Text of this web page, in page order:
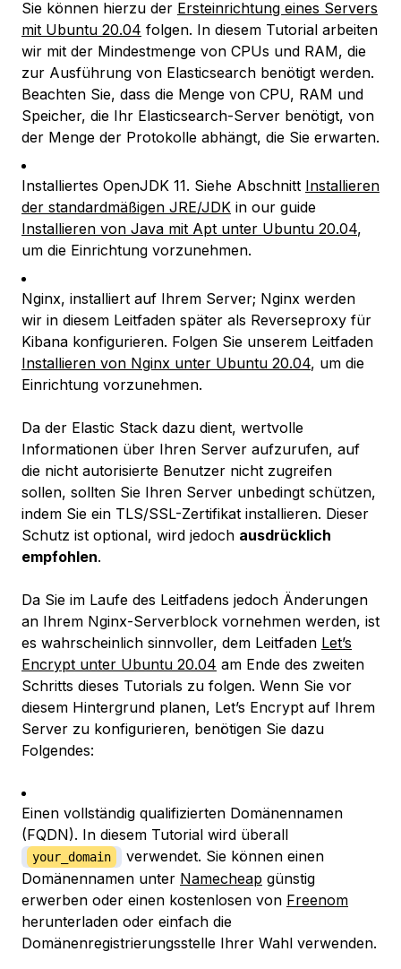
Sie können hierzu der Ersteinrichtung eines Servers
mit Ubuntu 20.04 folgen. In diesem Tutorial arbeiten
wir mit der Mindestmenge von CPUs und RAM, die
zur Ausführung von Elasticsearch benötigt werden.
Beachten Sie, dass die Menge von CPU, RAM und
Speicher, die Ihr Elasticsearch-Server benötigt, von
der Menge der Protokolle abhängt, die Sie erwarten.
Installiertes OpenJDK 11. Siehe Abschnitt Installieren
der standardmäßigen JRE/JDK in our guide
Installieren von Java mit Apt unter Ubuntu 20.04,
um die Einrichtung vorzunehmen.
Nginx, installiert auf Ihrem Server; Nginx werden
wir in diesem Leitfaden später als Reverseproxy für
Kibana konfigurieren. Folgen Sie unserem Leitfaden
Installieren von Nginx unter Ubuntu 20.04, um die
Einrichtung vorzunehmen.
Da der Elastic Stack dazu dient, wertvolle
Informationen über Ihren Server aufzurufen, auf
die nicht autorisierte Benutzer nicht zugreifen
sollen, sollten Sie Ihren Server unbedingt schützen,
indem Sie ein TLS/SSL-Zertifikat installieren. Dieser
Schutz ist optional, wird jedoch ausdrücklich
empfohlen.
Da Sie im Laufe des Leitfadens jedoch Änderungen
an Ihrem Nginx-Serverblock vornehmen werden, ist
es wahrscheinlich sinnvoller, dem Leitfaden Let’s
Encrypt unter Ubuntu 20.04 am Ende des zweiten
Schritts dieses Tutorials zu folgen. Wenn Sie vor
diesem Hintergrund planen, Let’s Encrypt auf Ihrem
Server zu konfigurieren, benötigen Sie dazu
Folgendes:
Einen vollständig qualifizierten Domänennamen
(FQDN). In diesem Tutorial wird überall
your_domain
verwendet. Sie können einen
Domänennamen unter Namecheap günstig
erwerben oder einen kostenlosen von Freenom
herunterladen oder einfach die
Domänenregistrierungsstelle Ihrer Wahl verwenden.